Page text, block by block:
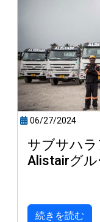
06/27/2024
サブサハ
Alistairグル
続きを読む